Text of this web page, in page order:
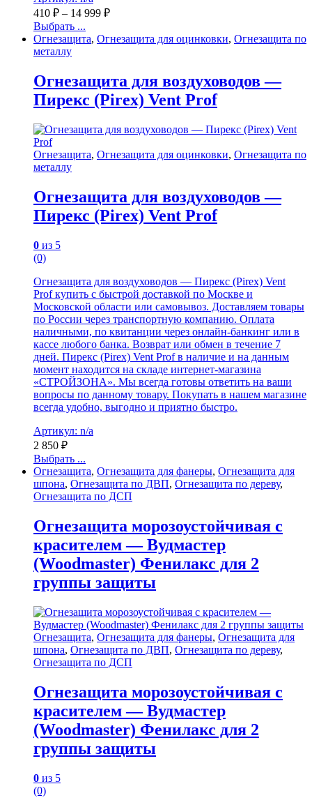
410 ₽ – 14 999 ₽
Выбрать ...
Огнезащита, Огнезащита для оцинковки, Огнезащита по
металлу
Огнезащита для воздуховодов —
Пирекс (Pirex) Vent Prof
Огнезащита, Огнезащита для оцинковки, Огнезащита по
металлу
Огнезащита для воздуховодов —
Пирекс (Pirex) Vent Prof
0 из 5
(0)
Огнезащита для воздуховодов — Пирекс (Pirex) Vent
Prof купить с быстрой доставкой по Москве и
Московской области или самовывоз. Доставляем товары
по России через транспортную компанию. Оплата
наличными, по квитанции через онлайн-банкинг или в
кассе любого банка. Возврат или обмен в течение 7
дней. Пирекс (Pirex) Vent Prof в наличие и на данным
момент находится на складе интернет-магазина
«СТРОЙЗОНА». Мы всегда готовы ответить на ваши
вопросы по данному товару. Покупать в нашем магазине
всегда удобно, выгодно и приятно быстро.
Артикул: n/a
2 850 ₽
Выбрать ...
Огнезащита, Огнезащита для фанеры, Огнезащита для
шпона, Огнезащита по ДВП, Огнезащита по дереву,
Огнезащита по ДСП
Огнезащита морозоустойчивая с
красителем — Вудмастер
(Woodmaster) Фенилакс для 2
группы защиты
Огнезащита, Огнезащита для фанеры, Огнезащита для
шпона, Огнезащита по ДВП, Огнезащита по дереву,
Огнезащита по ДСП
Огнезащита морозоустойчивая с
красителем — Вудмастер
(Woodmaster) Фенилакс для 2
группы защиты
0 из 5
(0)